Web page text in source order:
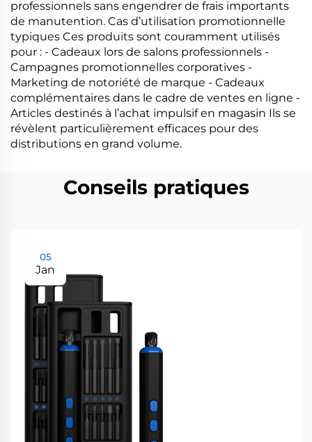
professionnels sans engendrer de frais importants
de manutention. Cas d’utilisation promotionnelle
typiques Ces produits sont couramment utilisés
pour : - Cadeaux lors de salons professionnels -
Campagnes promotionnelles corporatives -
Marketing de notoriété de marque - Cadeaux
complémentaires dans le cadre de ventes en ligne -
Articles destinés à l’achat impulsif en magasin Ils se
révèlent particulièrement efficaces pour des
distributions en grand volume.
Conseils pratiques
05
Jan